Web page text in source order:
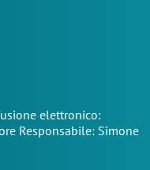
elettronico:
Responsabile: Simone